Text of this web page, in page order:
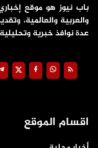
باب نيوز هو موقع
والعربية والعالمية،
عدة نوافذ خبرية
اقسام الموقع